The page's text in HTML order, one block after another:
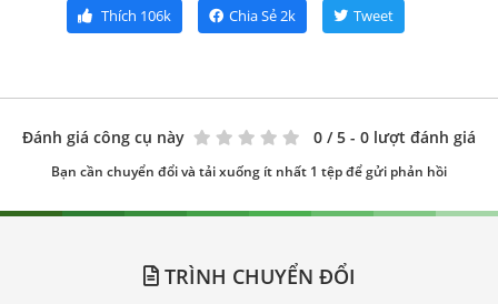
Thích 106k Chia Sẻ2k Tweet
Đánh giá công cụ này 0 / 5 - 0 lượt đánh giá
Bạn cần chuyển đổi và tải xuống ít nhất 1 tệp để gửi phản hồi
TRÌNH CHUYỂN ĐỔI